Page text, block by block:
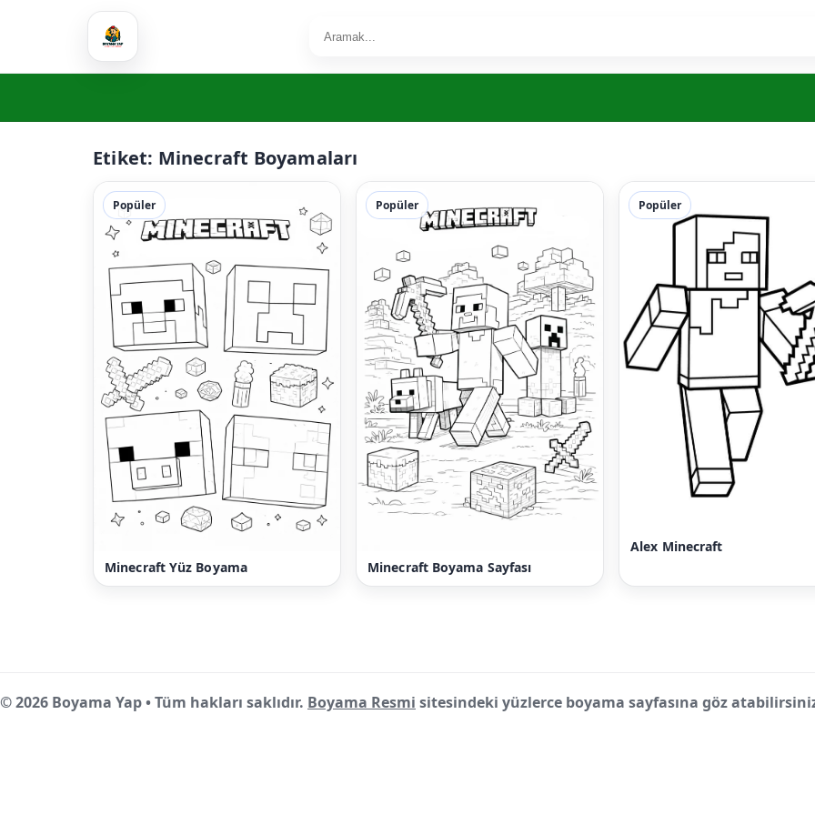
Etiket: Minecraft Boyamaları
Popüler
Minecraft Yüz Boyama
Popüler
Minecraft Boyama Sayfası
Popüler
Alex Minecraft
© 2026 Boyama Yap • Tüm hakları saklıdır. Boyama Resmi sitesindeki yüzlerce boyama sayfasına göz